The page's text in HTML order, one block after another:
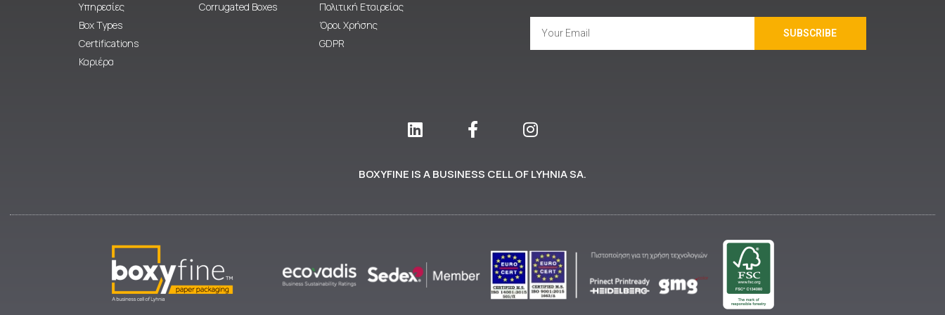
Υπηρεσίες
Box Types
Certifications
Καριέρα
Corrugated Boxes
Πολιτική Εταιρείας
Όροι Χρήσης
GDPR
SUBSCRIBE
BOXYFINE IS A BUSINESS CELL OF LYHNIA SA.